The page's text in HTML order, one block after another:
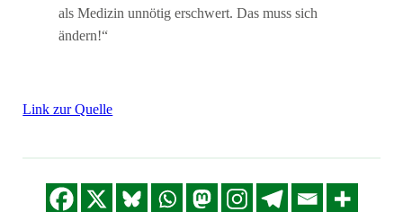
als Medizin unnötig erschwert. Das muss sich
ändern!“
Link zur Quelle